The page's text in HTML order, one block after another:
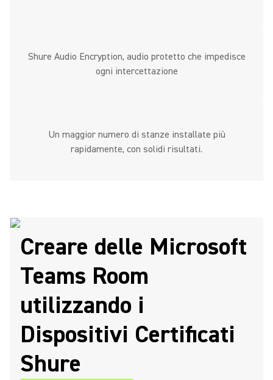
Shure Audio Encryption, audio protetto che impedisce
ogni intercettazione
Un maggior numero di stanze installate più
rapidamente, con solidi risultati.
Creare delle Microsoft
Teams Room
utilizzando i
Dispositivi Certificati
Shure